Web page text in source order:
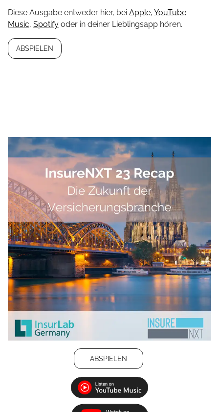
Diese Ausgabe entweder hier, bei Apple, YouTube
Music, Spotify oder in deiner Lieblingsapp hören.
ABSPIELEN
ABSPIELEN